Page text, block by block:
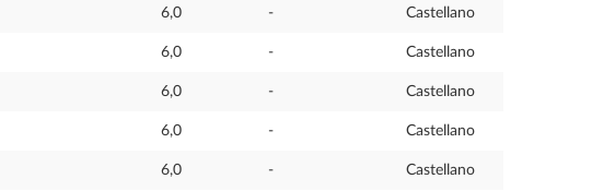
6,0 - Castellano
6,0 - Castellano
6,0 - Castellano
6,0 - Castellano
6,0 - Castellano